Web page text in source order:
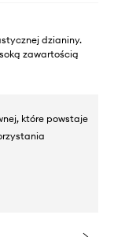
dzianiny.
zawartością
które powstaje